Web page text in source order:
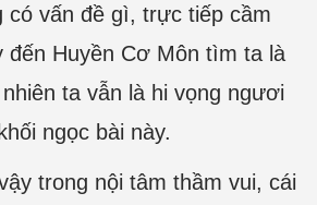
có vấn đề gì, trực tiếp cầm
đến Huyền Cơ Môn tìm ta là
ta vẫn là hi vọng ngươi
ngọc bài này.
trong nội tâm thầm vui, cái